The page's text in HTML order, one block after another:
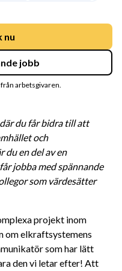
du får bidra till att
och
du en del av en
jobba med spännande
som värdesätter
projekt inom
om elkraftsystemens
som har lätt
den vi letar efter! Att
nu
jobb
arbetsgivaren.